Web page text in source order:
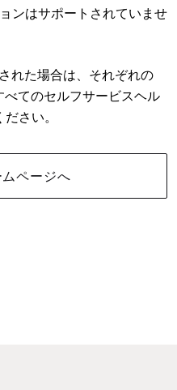
ンはサポートされていませ
れた場合は、それぞれの
てのセルフサービスヘル
さい。
ページへ